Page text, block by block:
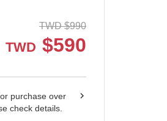
TWD $990
TWD $590
purchase over
check details.